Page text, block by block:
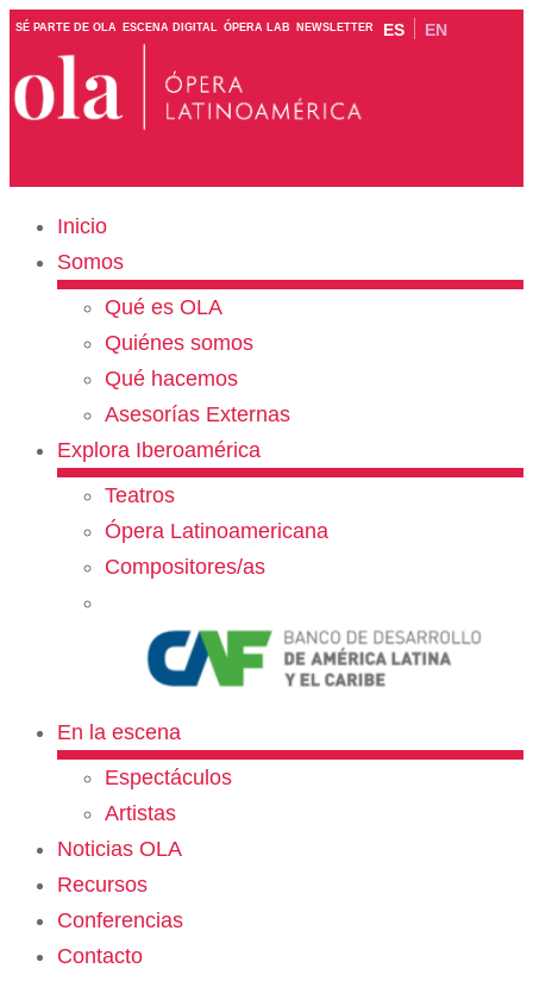
SÉ PARTE DE OLA ESCENA DIGITAL ÓPERA LAB NEWSLETTER ES EN
Inicio
Somos
Qué es OLA
Quiénes somos
Qué hacemos
Asesorías Externas
Explora Iberoamérica
Teatros
Ópera Latinoamericana
Compositores/as
En la escena
Espectáculos
Artistas
Noticias OLA
Recursos
Conferencias
Contacto